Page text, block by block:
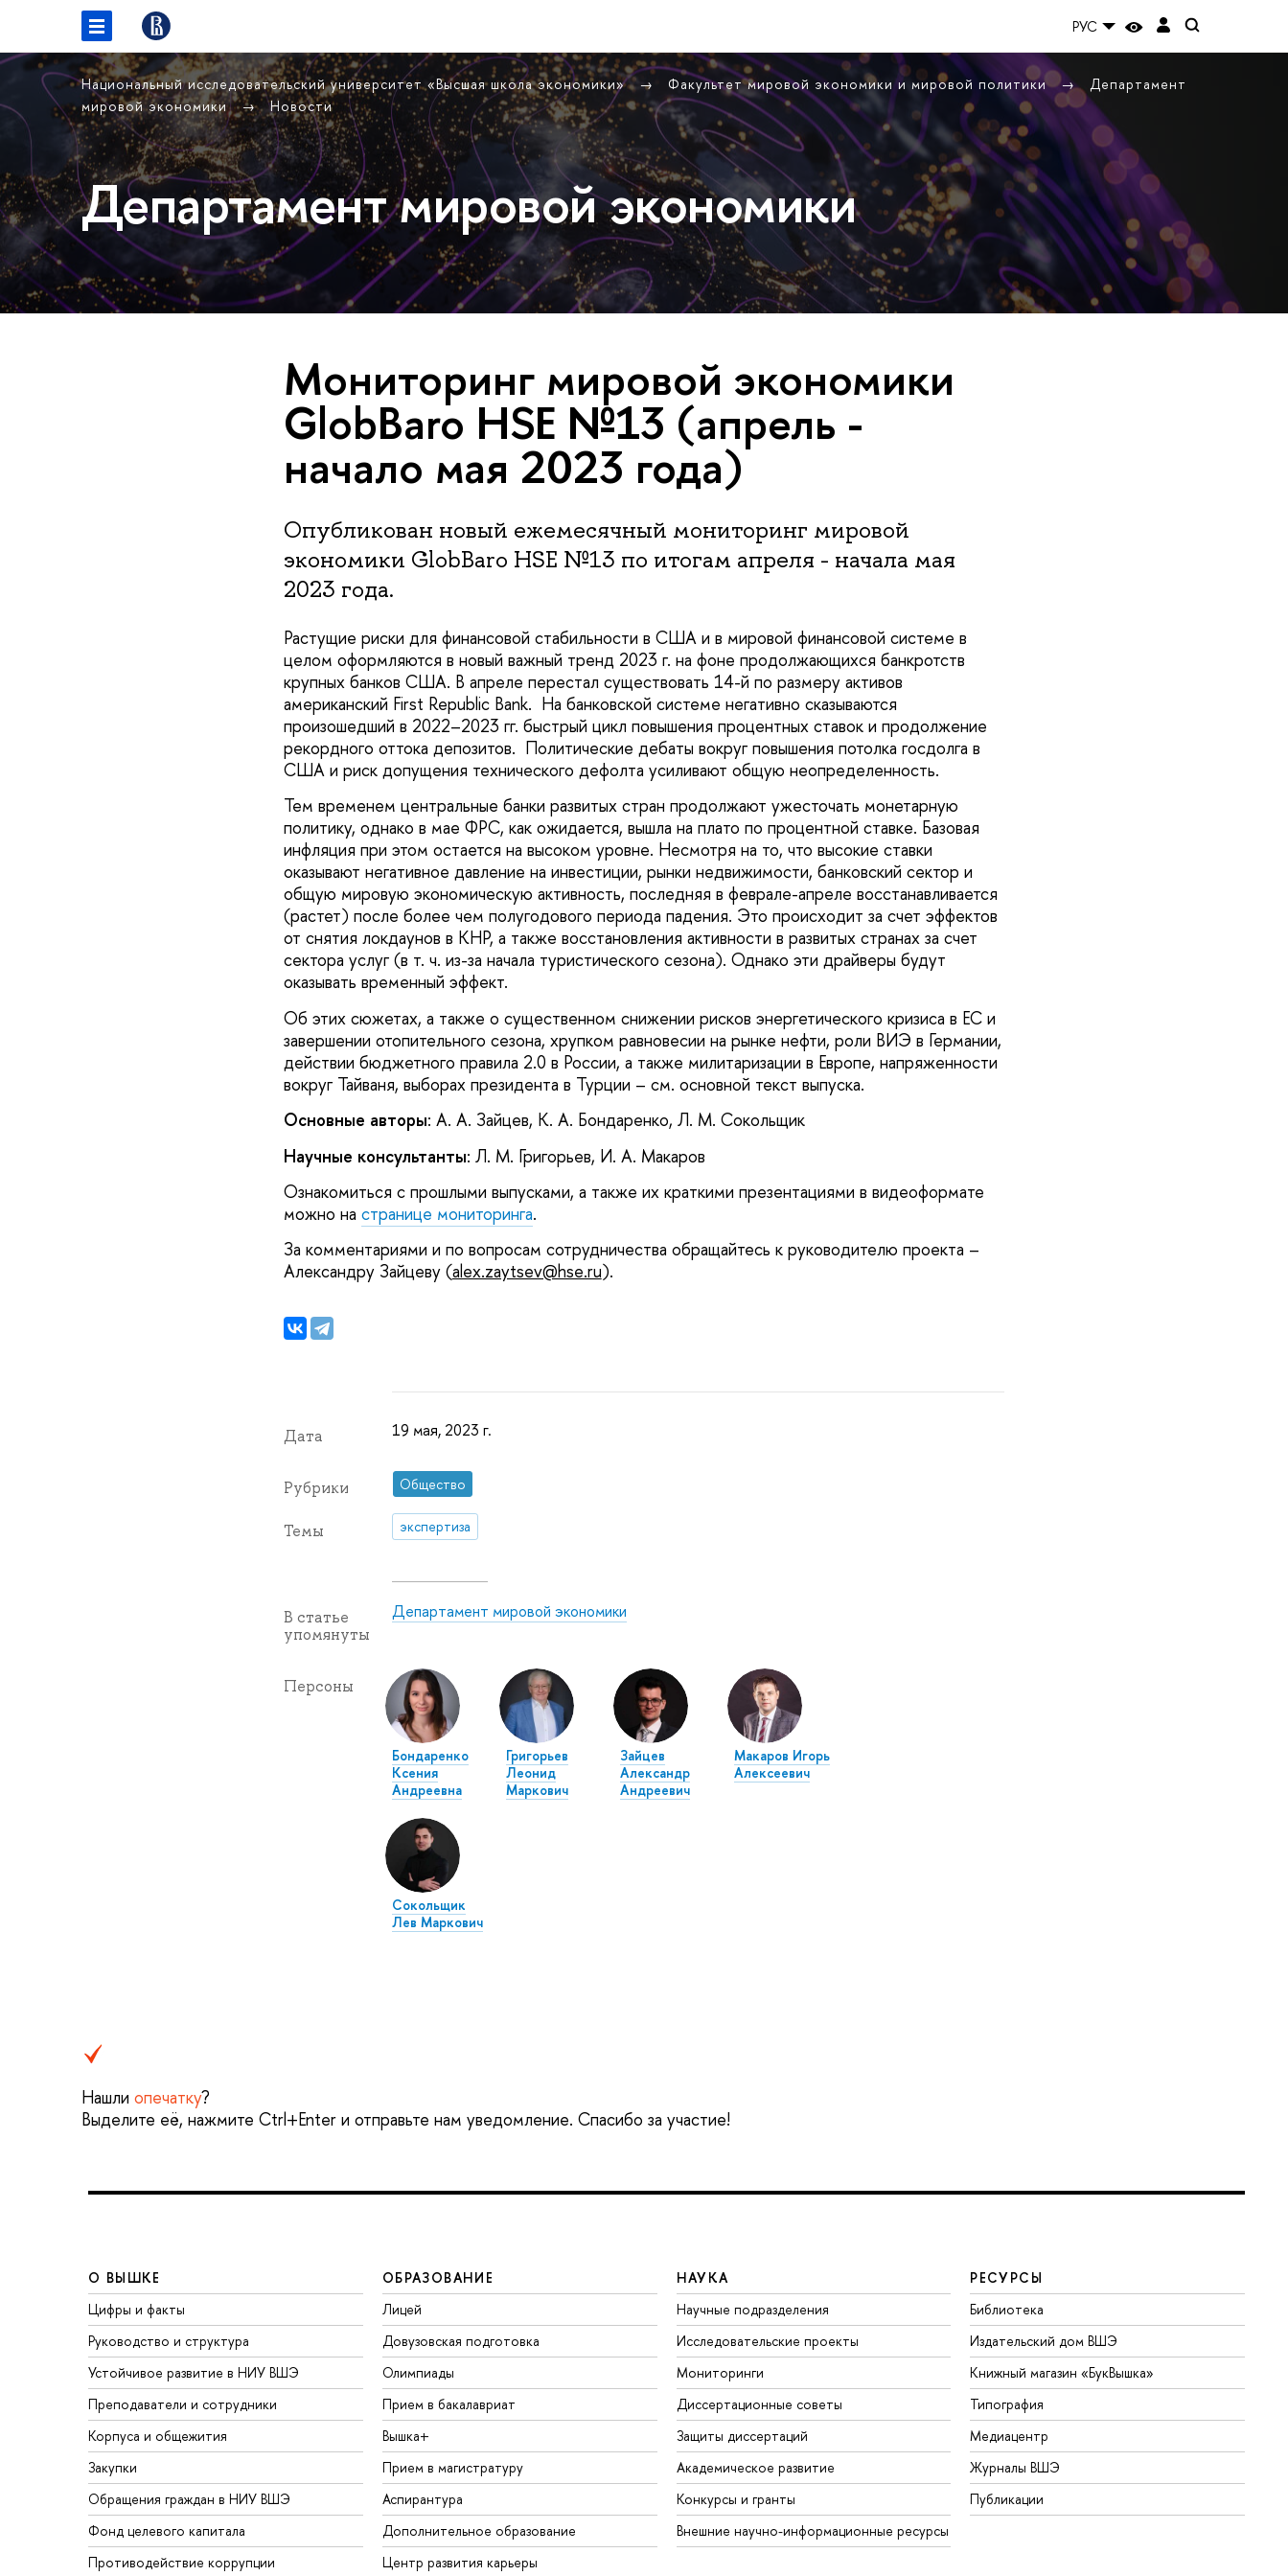
РУС
Национальный исследовательский университет «Высшая школа экономики» Факультет мировой экономики и мировой политики
Департамент
мировой экономики
Новости
Департамент мировой экономики
Мониторинг мировой экономики
GlobBaro HSE №13 (апрель -
начало мая 2023 года)
Опубликован новый ежемесячный мониторинг мировой
экономики GlobBaro HSE №13 по итогам апреля - начала мая
2023 года.
Растущие риски для финансовой стабильности в США и в мировой финансовой системе в
целом оформляются в новый важный тренд 2023 г. на фоне продолжающихся банкротств
крупных банков США. В апреле перестал существовать 14-й по размеру активов
американский First Republic Bank. На банковской системе негативно сказываются
произошедший в 2022–2023 гг. быстрый цикл повышения процентных ставок и продолжение
рекордного оттока депозитов. Политические дебаты вокруг повышения потолка госдолга в
США и риск допущения технического дефолта усиливают общую неопределенность.
Тем временем центральные банки развитых стран продолжают ужесточать монетарную
политику, однако в мае ФРС, как ожидается, вышла на плато по процентной ставке. Базовая
инфляция при этом остается на высоком уровне. Несмотря на то, что высокие ставки
оказывают негативное давление на инвестиции, рынки недвижимости, банковский сектор и
общую мировую экономическую активность, последняя в феврале-апреле восстанавливается
(растет) после более чем полугодового периода падения. Это происходит за счет эффектов
от снятия локдаунов в КНР, а также восстановления активности в развитых странах за счет
сектора услуг (в т. ч. из-за начала туристического сезона). Однако эти драйверы будут
оказывать временный эффект.
Об этих сюжетах, а также о существенном снижении рисков энергетического кризиса в ЕС и
завершении отопительного сезона, хрупком равновесии на рынке нефти, роли ВИЭ в Германии,
действии бюджетного правила 2.0 в России, а также милитаризации в Европе, напряженности
вокруг Тайваня, выборах президента в Турции – см. основной текст выпуска.
Основные авторы: А. А. Зайцев, К. А. Бондаренко, Л. М. Сокольщик
Научные консультанты: Л. М. Григорьев, И. А. Макаров
Ознакомиться с прошлыми выпусками, а также их краткими презентациями в видеоформате
можно на странице мониторинга.
За комментариями и по вопросам сотрудничества обращайтесь к руководителю проекта –
Александру Зайцеву (alex.zaytsev@hse.ru).
Дата 19 мая, 2023 г.
Рубрики Общество
Темы экспертиза
В статье
упомянуты
Департамент мировой экономики
Персоны
Бондаренко
Ксения
Андреевна
Григорьев
Леонид
Маркович
Зайцев
Александр
Андреевич
Макаров Игорь
Алексеевич
Сокольщик
Лев Маркович
Нашли опечатку?
Выделите её, нажмите Ctrl+Enter и отправьте нам уведомление. Спасибо за участие!
О ВЫШКЕ
Цифры и факты
Руководство и структура
Устойчивое развитие в НИУ ВШЭ
Преподаватели и сотрудники
Корпуса и общежития
Закупки
Обращения граждан в НИУ ВШЭ
Фонд целевого капитала
Противодействие коррупции
ОБРАЗОВАНИЕ
Лицей
Довузовская подготовка
Олимпиады
Прием в бакалавриат
Вышка+
Прием в магистратуру
Аспирантура
Дополнительное образование
Центр развития карьеры
НАУКА
Научные подразделения
Исследовательские проекты
Мониторинги
Диссертационные советы
Защиты диссертаций
Академическое развитие
Конкурсы и гранты
Внешние научно-информационные ресурсы
РЕСУРСЫ
Библиотека
Издательский дом ВШЭ
Книжный магазин «БукВышка»
Типография
Медиацентр
Журналы ВШЭ
Публикации